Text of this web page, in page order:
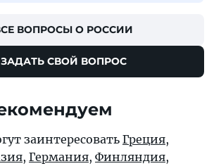
ВОПРОСЫ О РОССИИ
ЗАДАТЬ СВОЙ ВОПРОС
заинтересовать Греция,
, Германия, Финляндия,